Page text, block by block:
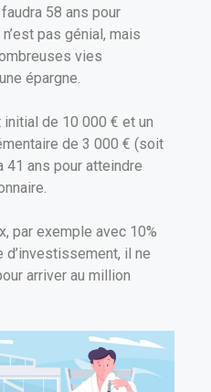
58 ans pour
pas génial, mais
vies
épargne.
de 10 000 € et un
de 3 000 € (soit
41 ans pour atteindre
par exemple avec 10%
d’investissement, il ne
arriver au million